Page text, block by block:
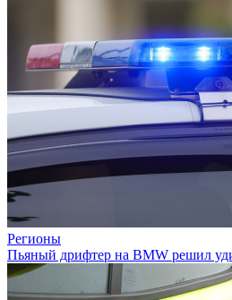
Регионы
Пьяный дрифтер на BMW решил